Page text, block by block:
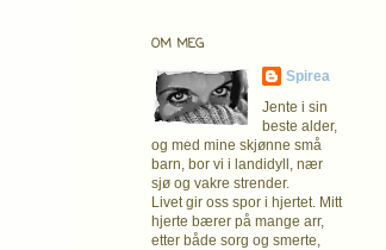
OM MEG
Spirea
Jente i sin
beste alder,
og med mine skjønne små
barn, bor vi i landidyll, nær
sjø og vakre strender.
Livet gir oss spor i hjertet. Mitt
hjerte bærer på mange arr,
etter både sorg og smerte,